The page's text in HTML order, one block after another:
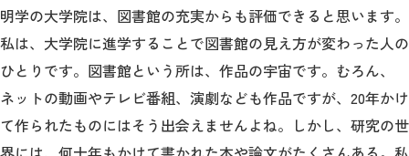
明学の大学院は、図書館の充実からも評価できると思います。
私は、大学院に進学することで図書館の見え方が変わった人の
ひとりです。図書館という所は、作品の宇宙です。むろん、
ネットの動画やテレビ番組、演劇なども作品ですが、20年かけ
て作られたものにはそう出会えませんよね。しかし、研究の世